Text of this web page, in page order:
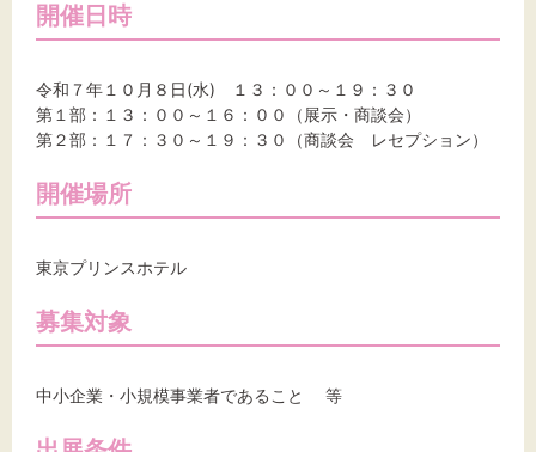
開催日時
令和７年１０月８日(水) １３：００～１９：３０
第１部：１３：００～１６：００（展示・商談会）
第２部：１７：３０～１９：３０（商談会 レセプション）
開催場所
東京プリンスホテル
募集対象
中小企業・小規模事業者であること 等